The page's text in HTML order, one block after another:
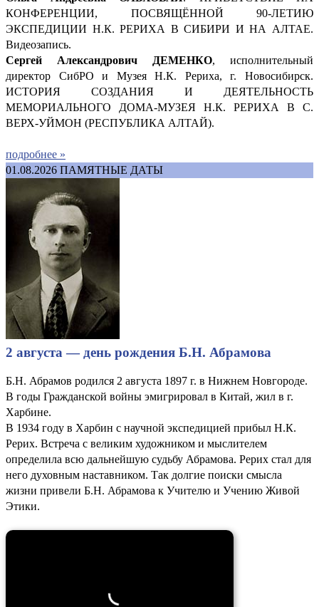
КОНФЕРЕНЦИИ, ПОСВЯЩЁННОЙ 90-ЛЕТИЮ
ЭКСПЕДИЦИИ Н.К. РЕРИХА В СИБИРИ И НА АЛТАЕ.
Видеозапись.
Сергей Александрович ДЕМЕНКО, исполнительный
директор СибРО и Музея Н.К. Рериха, г. Новосибирск.
ИСТОРИЯ СОЗДАНИЯ И ДЕЯТЕЛЬНОСТЬ
МЕМОРИАЛЬНОГО ДОМА-МУЗЕЯ Н.К. РЕРИХА В С.
ВЕРХ-УЙМОН (РЕСПУБЛИКА АЛТАЙ).
подробнее »
01.08.2026 ПАМЯТНЫЕ ДАТЫ
2 августа — день рождения Б.Н. Абрамова
Б.Н. Абрамов родился 2 августа 1897 г. в Нижнем Новгороде.
В годы Гражданской войны эмигрировал в Китай, жил в г.
Харбине.
В 1934 году в Харбин с научной экспедицией прибыл Н.К.
Рерих. Встреча с великим художником и мыслителем
определила всю дальнейшую судьбу Абрамова. Рерих стал для
него духовным наставником. Так долгие поиски смысла
жизни привели Б.Н. Абрамова к Учителю и Учению Живой
Этики.